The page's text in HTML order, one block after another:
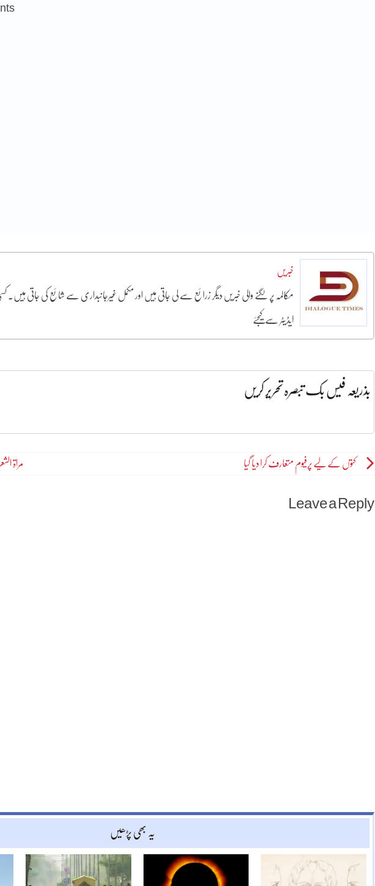
خبریں
مکالمہ پر لگنے والی خبریں دیگر زرائع سے لی جاتی ہیں اور مکمل غیرجانبداری سے شائع کی جاتی ہیں۔
ایڈیٹر سے کیجئے
بذریعہ فیس بک تبصرہ تحریر کریں
Postکتوں کے لیے پرفیوم متعارف کرا دیا گیا مراۃ
Leave a Reply
یہ بھی پڑھیں